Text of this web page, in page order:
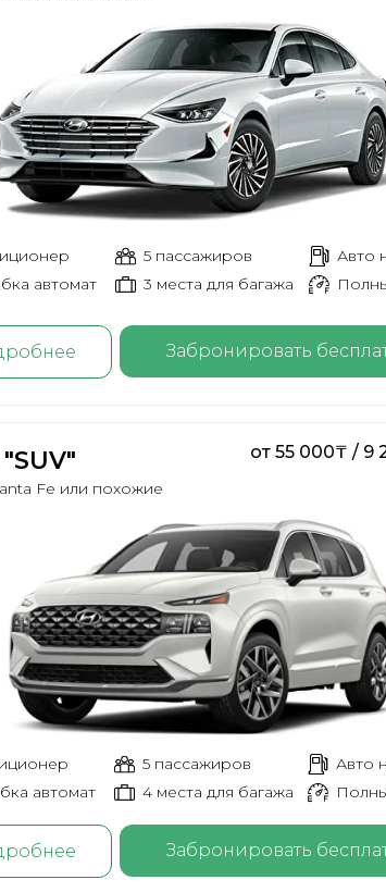
Забронировать
Авто
5 пассажиров
автомат
Авто
3 места для багажа
Забронировать
Fe или похожие
от 55 000₸ / 9
5 пассажиров
автомат 4 места для багажа